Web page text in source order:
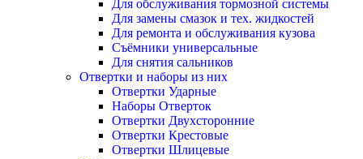
Для обслуживания тормозной системы
Для замены смазок и тех. жидкостей
Для ремонта и обслуживания кузова
Съёмники универсальные
Для снятия сальников
Отвертки и наборы из них
Отвертки Ударные
Наборы Отверток
Отвертки Двухсторонние
Отвертки Крестовые
Отвертки Шлицевые